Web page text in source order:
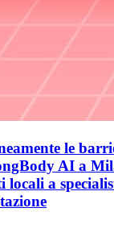
le
AI a
locali a